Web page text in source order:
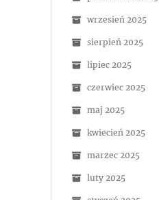
wrzesień 2025
sierpień 2025
lipiec 2025
czerwiec 2025
maj 2025
kwiecień 2025
marzec 2025
luty 2025